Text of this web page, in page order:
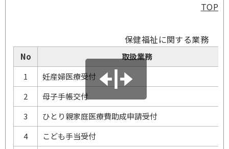
TOP
保健福祉に関する業務
No
取扱業務
1
妊産婦医療受付
2
母子手帳交付
3
ひとり親家庭医療費助成申請受付
4
こども手当受付